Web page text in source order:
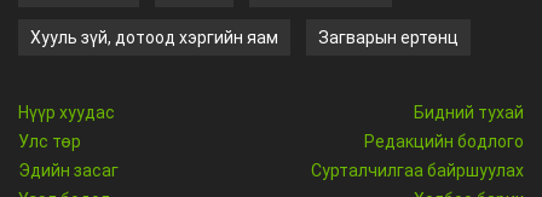
Хууль зүй, дотоод хэргийн яам Загварын ертөнц
Нүүр хуудас
Улс төр
Эдийн засаг
Бидний тухай
Редакцийн бодлого
Сурталчилгаа байршуулах